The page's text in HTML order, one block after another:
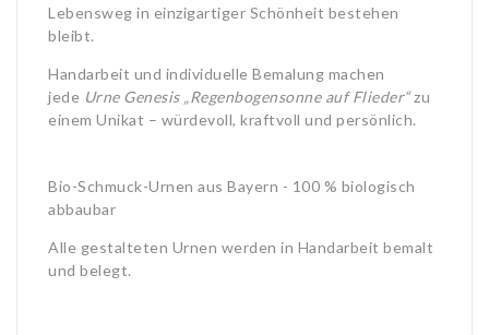
Lebensweg in einzigartiger Schönheit bestehen
bleibt.
Handarbeit und individuelle Bemalung machen
jede Urne Genesis „Regenbogensonne auf Flieder“zu
einem Unikat – würdevoll, kraftvoll und persönlich.
Bio-Schmuck-Urnen aus Bayern - 100 % biologisch
abbaubar
Alle gestalteten Urnen werden in Handarbeit bemalt
und belegt.